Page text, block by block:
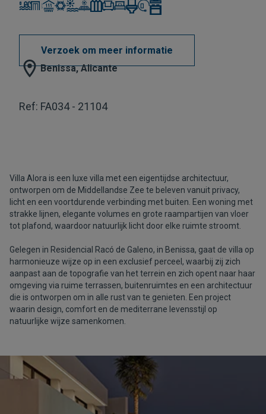
Verzoek om meer informatie
Benissa, Alicante
Ref: FA034 - 21104
Villa Alora is een luxe villa met een eigentijdse architectuur,
ontworpen om de Middellandse Zee te beleven vanuit privacy,
licht en een voortdurende verbinding met buiten. Een woning met
strakke lijnen, elegante volumes en grote raampartijen van vloer
tot plafond, waardoor natuurlijk licht door elke ruimte stroomt.
Gelegen in Residencial Racó de Galeno, in Benissa, gaat de villa op
harmonieuze wijze op in een exclusief perceel, waarbij zij zich
aanpast aan de topografie van het terrein en zich opent naar haar
omgeving via ruime terrassen, buitenruimtes en een architectuur
die is ontworpen om in alle rust van te genieten. Een project
waarin design, comfort en de mediterrane levensstijl op
natuurlijke wijze samenkomen.